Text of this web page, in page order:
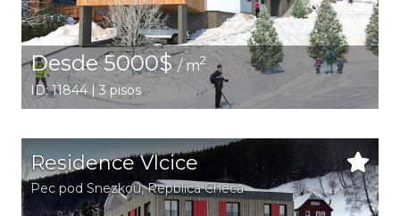
Desde 5000$/ m2
ID: 11844 | 3 pisos
Residence Vlcice
Pec pod Snezkou, Repblica Checa